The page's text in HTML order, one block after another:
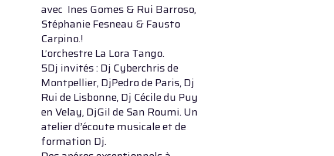
avec Ines Gomes & Rui Barroso,
Stéphanie Fesneau & Fausto
Carpino.!
L’orchestre La Lora Tango.
5Dj invités : Dj Cyberchris de
Montpellier, DjPedro de Paris, Dj
Rui de Lisbonne, Dj Cécile du Puy
en Velay, DjGil de San Roumi. Un
atelier d’écoute musicale et de
formation Dj.